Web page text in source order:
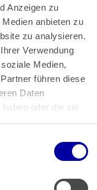
Anzeigen zu
anbieten zu
zu analysieren.
Verwendung
Medien,
führen diese
Daten
oder die sie
haben.